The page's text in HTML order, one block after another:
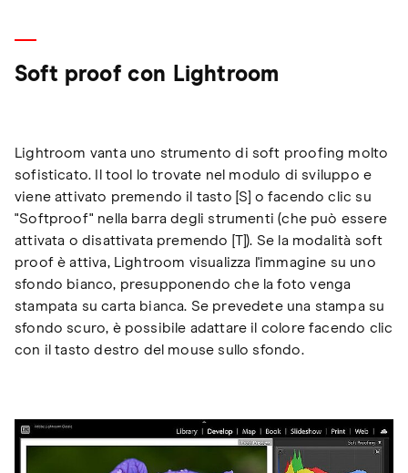
Soft proof con Lightroom
Lightroom vanta uno strumento di soft proofing molto
sofisticato. Il tool lo trovate nel modulo di sviluppo e
viene attivato premendo il tasto [S] o facendo clic su
"Softproof" nella barra degli strumenti (che può essere
attivata o disattivata premendo [T]). Se la modalità soft
proof è attiva, Lightroom visualizza l'immagine su uno
sfondo bianco, presupponendo che la foto venga
stampata su carta bianca. Se prevedete una stampa su
sfondo scuro, è possibile adattare il colore facendo clic
con il tasto destro del mouse sullo sfondo.